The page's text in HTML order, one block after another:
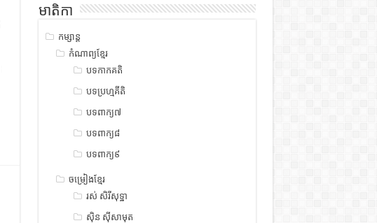
មាតិកា
កម្សាន្ត
កំណាព្យខ្មែរ
បទកាកគតិ
បទប្រហ្មគីតិ
បទពាក្យ៧
បទពាក្យ៨
បទពាក្យ៩
ចម្រៀងខ្មែរ
រស់ សិរីសុទ្ឋា
ស៊ិន ស៊ីសាមុត